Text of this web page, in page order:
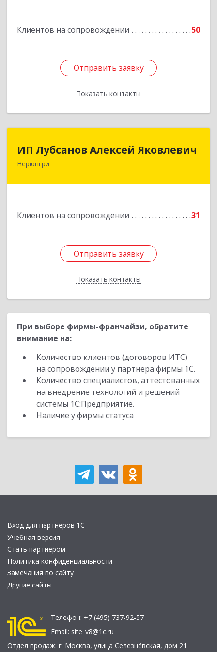
Клиентов на сопровождении 50
Отправить заявку
Показать контакты
Отправить заявку
Назад
ИП Лубсанов Алексей Яковлевич
Нерюнгри
Клиентов на сопровождении 31
Отправить заявку
Показать контакты
ИП Лубсанов Алексей Яковлевич
675002, Амурская область, г. Благовещенск, ул.
Отправить заявку
Назад
При выборе фирмы-франчайзи, обратите
внимание на:
Количество клиентов (договоров ИТС)
на сопровождении у партнера фирмы 1С.
Количество специалистов, аттестованных
на внедрение технологий и решений
системы 1С:Предприятие.
Наличие у фирмы статуса
Вход для партнеров 1С
Учебная версия
Стать партнером
Политика конфиденциальности
Замечания по сайту
Другие сайты
Телефон: +7 (495) 737-92-57
Email: site_v8@1c.ru
Отдел продаж: г. Москва, улица Селезнёвская, дом 21